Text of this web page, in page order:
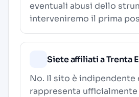
eventuali abusi dello
interveniremo il prima
Siete affiliati a Trenta
No. Il sito è indipendente
rappresenta ufficialmente